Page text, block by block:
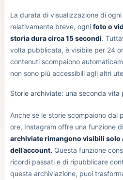
La durata di visualizzazione di
relativamente breve, ogni foto o
storia dura circa 15 secondi.
volta pubblicata, è visibile per 24
contenuti scompaiono
non sono più accessibili agli altri
Storie archiviate: una seconda vita
Anche se le storie scompaiono dal
ore, Instagram offre una funzione
archiviate rimangono visibili solo
dell’account. Questa funzione
ricordi passati e di ripubblicare
questa archiviazione, puoi